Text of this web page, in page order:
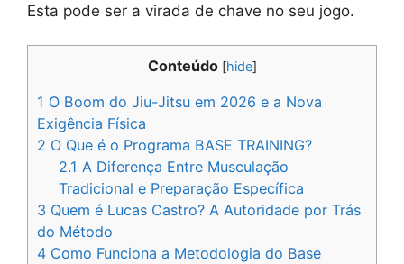
Esta pode ser a virada de chave no seu jogo.
Conteúdo [hide]
1 O Boom do Jiu-Jitsu em 2026 e a Nova
Exigência Física
2 O Que é o Programa BASE TRAINING?
2.1 A Diferença Entre Musculação
Tradicional e Preparação Específica
3 Quem é Lucas Castro? A Autoridade por Trás
do Método
4 Como Funciona a Metodologia do Base